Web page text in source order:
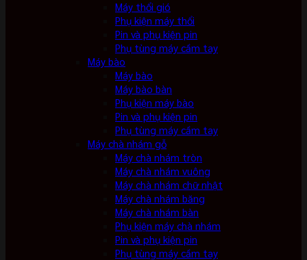
Máy thổi gió
Phụ kiện máy thổi
Pin và phụ kiện pin
Phụ tùng máy cầm tay
Máy bào
Máy bào
Máy bào bàn
Phụ kiện máy bào
Pin và phụ kiện pin
Phụ tùng máy cầm tay
Máy chà nhám gỗ
Máy chà nhám tròn
Máy chà nhám vuông
Máy chà nhám chữ nhật
Máy chà nhám băng
Máy chà nhám bàn
Phụ kiện máy chà nhám
Pin và phụ kiện pin
Phụ tùng máy cầm tay